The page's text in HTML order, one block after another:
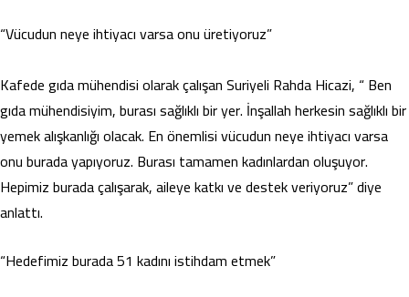
“Vücudun neye ihtiyacı varsa onu üretiyoruz”
Kafede gıda mühendisi olarak çalışan Suriyeli Rahda Hicazi, “ Ben
gıda mühendisiyim, burası sağlıklı bir yer. İnşallah herkesin sağlıklı bir
yemek alışkanlığı olacak. En önemlisi vücudun neye ihtiyacı varsa
onu burada yapıyoruz. Burası tamamen kadınlardan oluşuyor.
Hepimiz burada çalışarak, aileye katkı ve destek veriyoruz” diye
anlattı.
“Hedefimiz burada 51 kadını istihdam etmek”